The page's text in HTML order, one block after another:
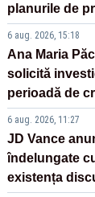
planurile de
6 aug. 2026, 15:18
Ana Maria
solicită
perioadă de
6 aug. 2026, 11:27
JD Vance
îndelungate
existența